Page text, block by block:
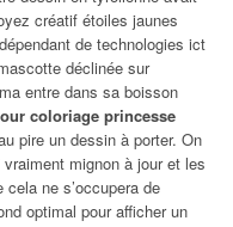
créatif étoiles jaunes
de technologies ict
déclinée sur
entre dans sa boisson
coloriage princesse
pire un dessin à porter. On
mignon à jour et les
ne s’occupera de
optimal pour afficher un